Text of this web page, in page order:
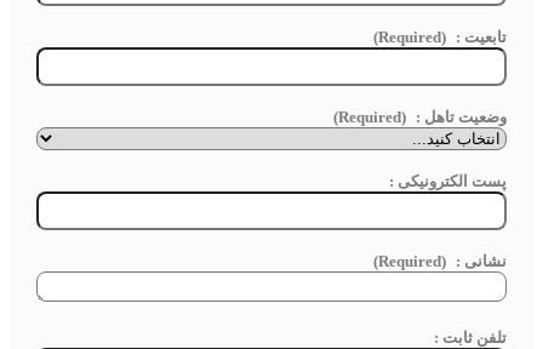
تابعیت : (Required)
وضعیت تاهل : (Required)
پست الکترونیکی :
نشانی : (Required)
تلفن ثابت :